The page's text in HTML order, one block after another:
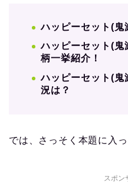
ハッピーセット(鬼
ハッピーセット(
柄一挙紹介！
ハッピーセット(鬼
況は？
では、さっそく本題に入
スポン